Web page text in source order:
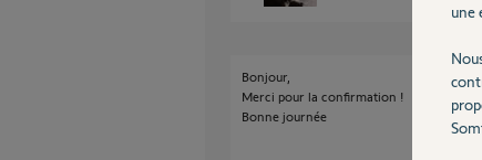
Bonjour,
Merci pour la confirmation !
Bonne journée
une